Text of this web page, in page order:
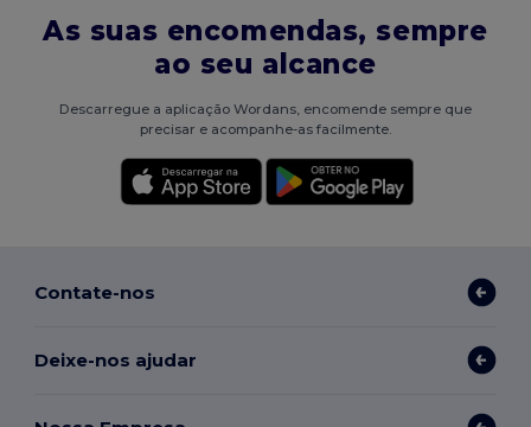
As suas encomendas, sempre
ao seu alcance
Descarregue a aplicação Wordans, encomende sempre que
precisar e acompanhe-as facilmente.
Contate-nos
Deixe-nos ajudar